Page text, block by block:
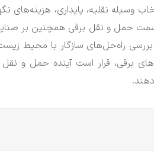
وسیله نقلیه، پایداری،
حمل و نقل برقی همچنین بر صنایع
بررسی راه‌حل‌های سازگار با محیط
برقی، قرار است آینده حمل و